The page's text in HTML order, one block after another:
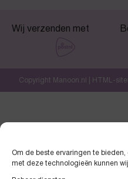
Om de beste ervaringen te
met deze technologieën kunnen
Wij verzenden met
Copyright Manoon.nl | HTML-